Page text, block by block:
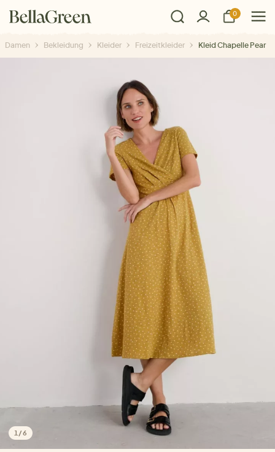
0
Damen Bekleidung Kleider Freizeitkleider Kleid Chapelle Pear
1 /6